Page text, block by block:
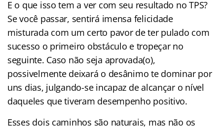
E o que isso tem a ver com seu resultado no TPS?
Se você passar, sentirá imensa felicidade
misturada com um certo pavor de ter pulado com
sucesso o primeiro obstáculo e tropeçar no
seguinte. Caso não seja aprovada(o),
possivelmente deixará o desânimo te dominar por
uns dias, julgando-se incapaz de alcançar o nível
daqueles que tiveram desempenho positivo.
Esses dois caminhos são naturais, mas não os